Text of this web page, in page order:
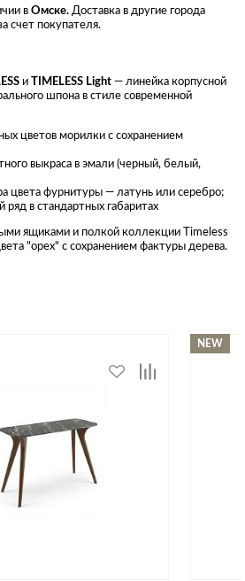
в Омске. Доставка в другие города
счет покупателя.
и TIMELESS Light — линейка корпусной
шпона в стиле современной
цветов морилки с сохранением
выкраса в эмали (черный, белый,
цвета фурнитуры — латунь или серебро;
в стандартных габаритах
ящиками и полкой коллекции Timeless
"орех" с сохранением фактуры дерева.
NEW